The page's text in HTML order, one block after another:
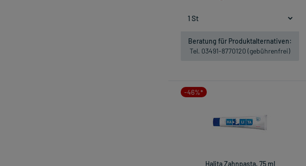
Beratung für Produktalternativen:
Tel. 03491-8770120 (gebührenfrei)
-46%*
Halita Zahnpasta, 75 ml